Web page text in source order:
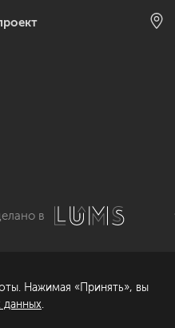
в
Нажимая «Принять», вы
данных.